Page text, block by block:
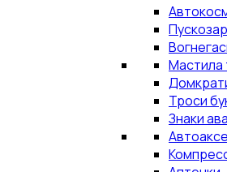
Мастила
Троси
Знаки